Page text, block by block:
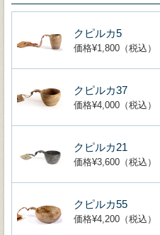
クピルカ5
価格¥1,800（税込）
クピルカ37
価格¥4,000（税込）
クピルカ21
価格¥3,600（税込）
クピルカ55
価格¥4,200（税込）